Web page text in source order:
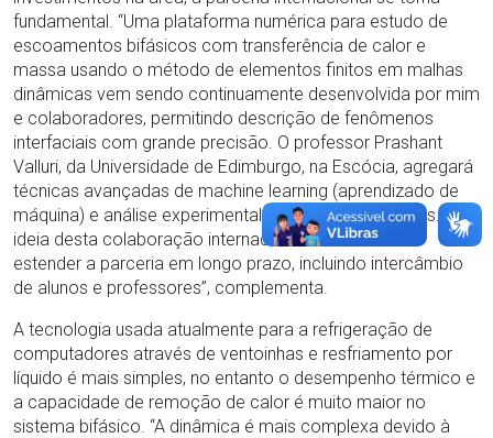
fundamental. “Uma plataforma numérica para estudo de
escoamentos bifásicos com transferência de calor e
massa usando o método de elementos finitos em malhas
dinâmicas vem sendo continuamente desenvolvida por mim
e colaboradores, permitindo descrição de fenômenos
interfaciais com grande precisão. O professor Prashant
Valluri, da Universidade de Edimburgo, na Escócia, agregará
técnicas avançadas de machine learning (aprendizado de
máquina) e análise experimental de sistemas bifásicos. A
ideia desta colaboração internacional é fomentar e
estender a parceria em longo prazo, incluindo intercâmbio
de alunos e professores”, complementa.
A tecnologia usada atualmente para a refrigeração de
computadores através de ventoinhas e resfriamento por
líquido é mais simples, no entanto o desempenho térmico e
a capacidade de remoção de calor é muito maior no
sistema bifásico. “A dinâmica é mais complexa devido à